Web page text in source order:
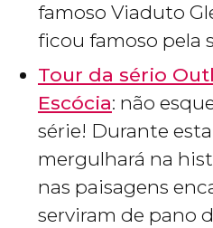
famoso Viaduto
ficou famoso pela
Tour da sério
Escócia: não
série! Durante
mergulhará na
nas paisagens
serviram de pano